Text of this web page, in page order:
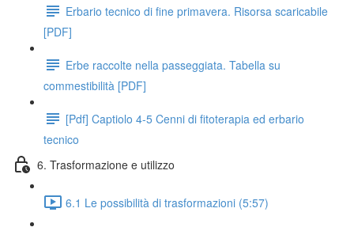
Erbario tecnico di fine primavera. Risorsa scaricabile
[PDF]
Erbe raccolte nella passeggiata. Tabella su
commestibilità [PDF]
[Pdf] Captiolo 4-5 Cenni di fitoterapia ed erbario
tecnico
6. Trasformazione e utilizzo
6.1 Le possibilità di trasformazioni (5:57)